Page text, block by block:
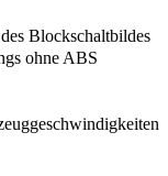
Blockschaltbildes
ohne ABS